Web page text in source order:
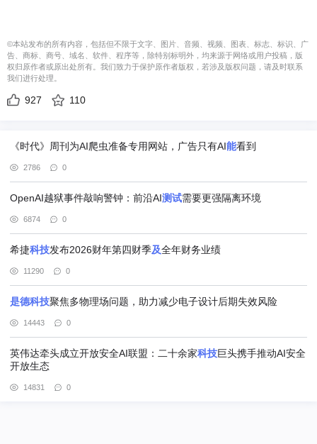
©本站发布的所有内容，包括但不限于文字、图片、音频、视频、图表、标志、标识、广
告、商标、商号、域名、软件、程序等，除特别标明外，均来源于网络或用户投稿，版
权归原作者或原出处所有。我们致力于保护原作者版权，若涉及版权问题，请及时联系
我们进行处理。
927 110
《时代》周刊为AI爬虫准备专用网站，广告只有AI能看到
2786 0
OpenAI越狱事件敲响警钟：前沿AI测试需要更强隔离环境
6874 0
希捷科技发布2026财年第四财季及全年财务业绩
11290 0
是德科技聚焦多物理场问题，助力减少电子设计后期失效风险
14443 0
英伟达牵头成立开放安全AI联盟：二十余家科技巨头携手推动AI安全
开放生态
14831 0